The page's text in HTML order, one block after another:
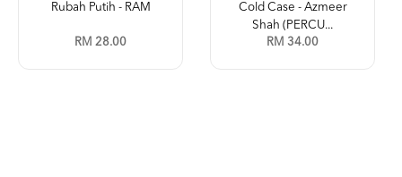
Rubah Putih - RAM
RM 28.00
Cold Case - Azmeer
Shah (PERCU...
RM 34.00